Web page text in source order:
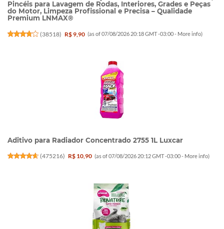
Pincéis para Lavagem de Rodas, Interiores, Grades e Peças
do Motor, Limpeza Profissional e Precisa – Qualidade
Premium LNMAX®
(38518) R$ 9,90 (as of 07/08/2026 20:18 GMT -03:00 - More info)
Aditivo para Radiador Concentrado 2755 1L Luxcar
(475216) R$ 10,90 (as of 07/08/2026 20:12 GMT -03:00 - More info)